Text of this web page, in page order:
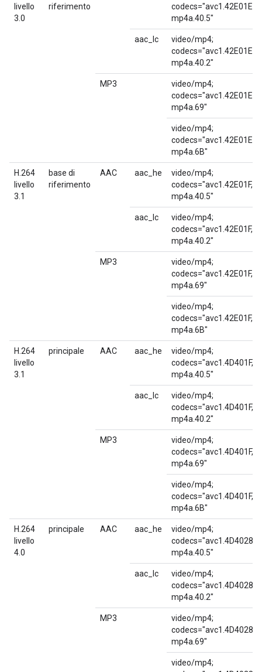
livello
3.0
riferimento
codecs="avc1.42E01E,
mp4a.40.5"
aac_lc
video/mp4;
codecs="avc1.42E01E,
mp4a.40.2"
MP3
video/mp4;
codecs="avc1.42E01E,
mp4a.69"
video/mp4;
codecs="avc1.42E01E,
mp4a.6B"
H.264
livello
3.1
base di
riferimento
AAC aac_he
video/mp4;
codecs="avc1.42E01F,
mp4a.40.5"
aac_lc
video/mp4;
codecs="avc1.42E01F,
mp4a.40.2"
MP3
video/mp4;
codecs="avc1.42E01F,
mp4a.69"
video/mp4;
codecs="avc1.42E01F,
mp4a.6B"
H.264
livello
3.1
principale AAC aac_he
video/mp4;
codecs="avc1.4D401F,
mp4a.40.5"
aac_lc
video/mp4;
codecs="avc1.4D401F,
mp4a.40.2"
MP3
video/mp4;
codecs="avc1.4D401F,
mp4a.69"
video/mp4;
codecs="avc1.4D401F,
mp4a.6B"
H.264
livello
4.0
principale AAC aac_he
video/mp4;
codecs="avc1.4D4028,
mp4a.40.5"
aac_lc
video/mp4;
codecs="avc1.4D4028,
mp4a.40.2"
MP3
video/mp4;
codecs="avc1.4D4028,
mp4a.69"
video/mp4;